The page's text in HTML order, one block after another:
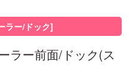
ラー/ドック]
ラー前面/ドック(ス